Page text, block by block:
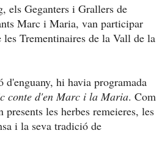
els Geganters i Grallers de
Marc i Maria, van participar
Trementinaires de la Vall de la
d'enguany, hi havia programada
conte d'en Marc i la Maria. Com
presents les herbes remeieres, les
i la seva tradició de